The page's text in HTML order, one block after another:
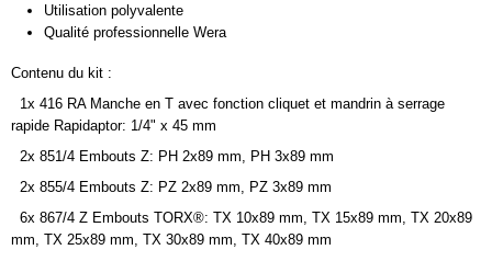
Utilisation polyvalente
Qualité professionnelle Wera
Contenu du kit :
1x 416 RA Manche en T avec fonction cliquet et mandrin à serrage
rapide Rapidaptor: 1/4" x 45 mm
2x 851/4 Embouts Z: PH 2x89 mm, PH 3x89 mm
2x 855/4 Embouts Z: PZ 2x89 mm, PZ 3x89 mm
6x 867/4 Z Embouts TORX®: TX 10x89 mm, TX 15x89 mm, TX 20x89
mm, TX 25x89 mm, TX 30x89 mm, TX 40x89 mm